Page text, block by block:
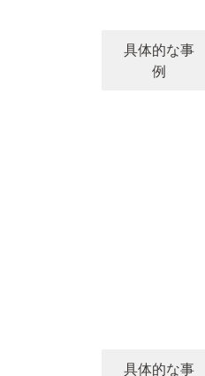
具体的な事
例
具体的な事